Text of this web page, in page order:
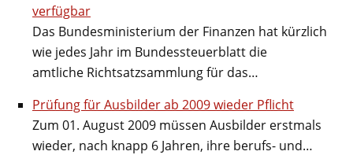
verfügbar
Das Bundesministerium der Finanzen hat kürzlich
wie jedes Jahr im Bundessteuerblatt die
amtliche Richtsatzsammlung für das…
Prüfung für Ausbilder ab 2009 wieder Pflicht
Zum 01. August 2009 müssen Ausbilder erstmals
wieder, nach knapp 6 Jahren, ihre berufs- und…